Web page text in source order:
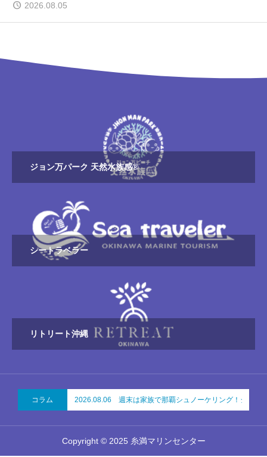
2026.08.05
ジョン万パーク 天然水族感®
シートラベラー
リトリート沖縄
コラム 2026.08.06 週末は家族で那覇シュノーケリング！ジョン
Copyright © 2025 糸満マリンセンター